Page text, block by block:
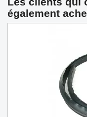
également